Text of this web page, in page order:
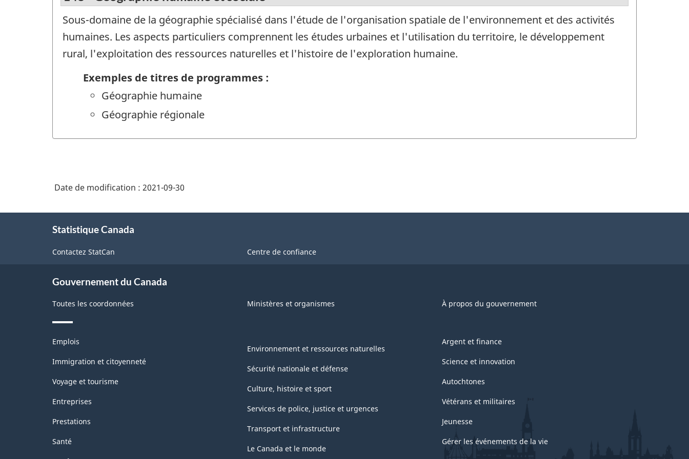
Sous-domaine de la géographie spécialisé dans l'étude de l'organisation spatiale de l'environnement et des activités
humaines. Les aspects particuliers comprennent les études urbaines et l'utilisation du territoire, le développement
rural, l'exploitation des ressources naturelles et l'histoire de l'exploration humaine.
Exemples de titres de programmes :
Géographie humaine
Géographie régionale
Date de modification : 2021-09-30
Statistique Canada
Contactez StatCan Centre de confiance
Gouvernement du Canada
Toutes les coordonnées Ministères et organismes À propos du gouvernement
Thèmes
sujets
Emplois
Immigration et citoyenneté
Voyage et tourisme
Entreprises
Prestations
Santé
Environnement et ressources naturelles
Sécurité nationale et défense
Culture, histoire et sport
Services de police, justice et urgences
Transport et infrastructure
Le Canada et le monde
Argent et finance
Science et innovation
Autochtones
Vétérans et militaires
Jeunesse
Gérer les événements de la vie